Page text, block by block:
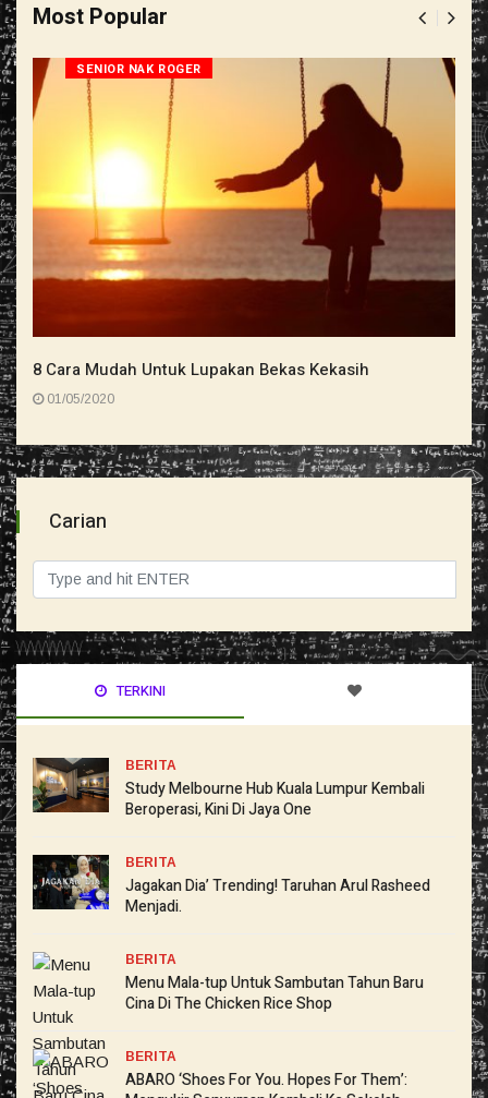
Most Popular
SENIOR NAK ROGER
8 Cara Mudah Untuk Lupakan Bekas Kekasih
01/05/2020
Carian
TERKINI
BERITA
Study Melbourne Hub Kuala Lumpur Kembali
Beroperasi, Kini Di Jaya One
BERITA
Jagakan Dia’ Trending! Taruhan Arul Rasheed
Menjadi.
BERITA
Menu Mala-tup Untuk Sambutan Tahun Baru
Cina Di The Chicken Rice Shop
BERITA
ABARO ‘Shoes For You. Hopes For Them’: